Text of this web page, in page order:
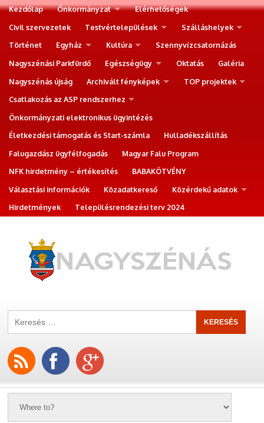
Kezdőlap Önkormányzat
Elérhetőségek
Civil szervezetek
Testvértelepülések
Szálláshelyek
Történet
Egyház Kultúra
Szennyvízcsatornázás
Nagyszénási Parkfürdő
Egészségügy Oktatás
Galéria
Nagyszénás újság
Archivált fényképek
TOP projektek
Csatlakozás az ASP rendszerhez
Önkormányzati elektronikus ügyintézés
Életkezdési támogatás és Start-számla
Hulladékszállítás
Falugazdász ügyfélfogadás
Magyar Falu Program
NFK hirdetmény – értékesítés
BABAKÖTVÉNY
Választási információk
Közadatkereső
Közérdekű adatok
Hirdetmények
Településrendezési terv 2024